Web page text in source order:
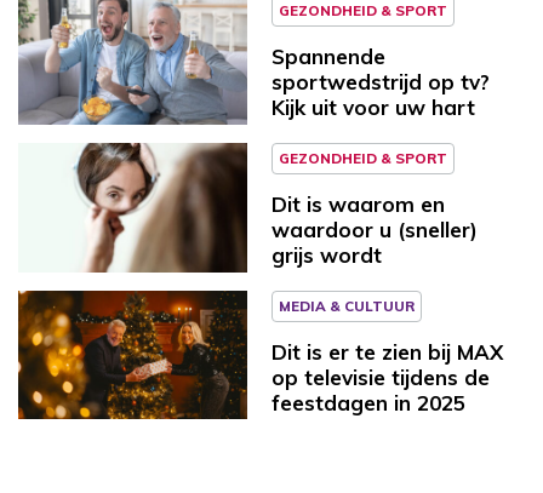
GEZONDHEID & SPORT
Spannende
sportwedstrijd op tv?
Kijk uit voor uw hart
GEZONDHEID & SPORT
Dit is waarom en
waardoor u (sneller)
grijs wordt
MEDIA & CULTUUR
Dit is er te zien bij MAX
op televisie tijdens de
feestdagen in 2025